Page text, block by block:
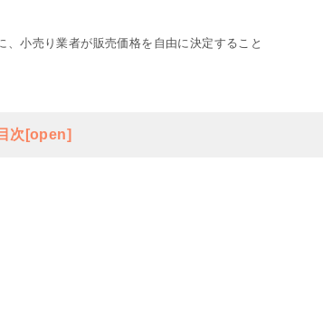
小売り業者が販売価格を自由に決定すること
目次[open]